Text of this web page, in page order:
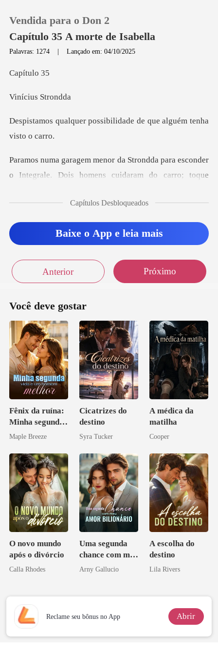
Loja
Histórico
Sair
Vendida para o Don 2
Capítulo 35 A morte de Isabella
Palavras: 1274 |Lançado em: 04/10/2025
ítu
ius St
ossibilidade de que alg
uidaram do carro; toque
sa
Capítulos Desbloqueados
Baixe o App e leia mais
Anterior Próximo
Você deve gostar
Fênix da ruína:
Minha segunda
vida e um
Maple Breeze
Cicatrizes do
destino
Syra Tucker
A médica da
matilha
Cooper
O novo mundo
após o divórcio
Calla Rhodes
Uma segunda
chance com meu
amor bilionário
Arny Gallucio
A escolha do
destino
Lila Rivers
Reclame seu bônus no App Abrir